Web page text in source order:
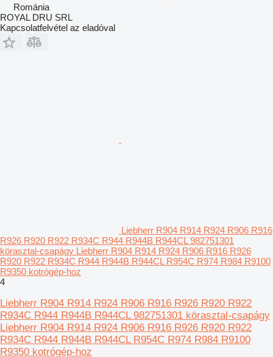
Románia
ROYAL DRU SRL
Kapcsolatfelvétel az eladóval
Liebherr R904 R914 R924 R906 R916
R926 R920 R922 R934C R944 R944B R944CL 982751301
körasztal-csapágy Liebherr R904 R914 R924 R906 R916 R926
R920 R922 R934C R944 R944B R944CL R954C R974 R984 R9100
R9350 kotrógép-hoz
4
Liebherr R904 R914 R924 R906 R916 R926 R920 R922
R934C R944 R944B R944CL 982751301 körasztal-csapágy
Liebherr R904 R914 R924 R906 R916 R926 R920 R922
R934C R944 R944B R944CL R954C R974 R984 R9100
R9350 kotrógép-hoz